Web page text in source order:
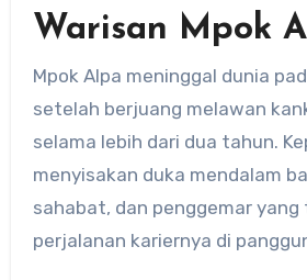
Warisan Mpok
Mpok Alpa meninggal dunia
setelah berjuang melawan
selama lebih dari dua tahun.
menyisakan duka mendalam
sahabat, dan penggemar
perjalanan kariernya di